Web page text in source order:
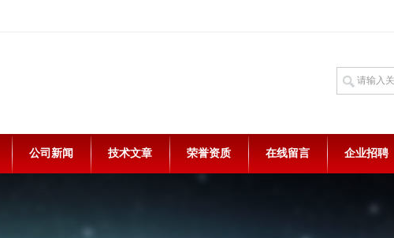
公司新闻 技术文章 荣誉资质 在线留言 企业招聘